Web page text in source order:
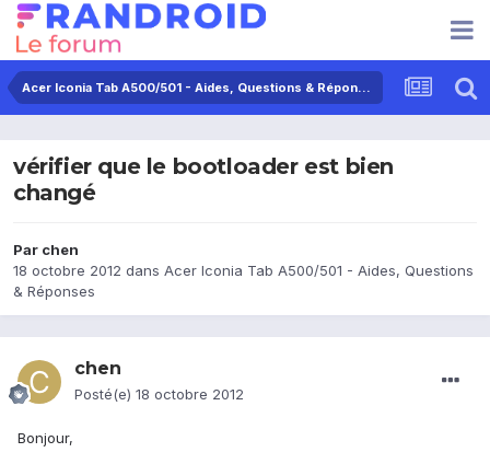
Acer Iconia Tab A500/501 - Aides, Questions & Réponses
vérifier que le bootloader est bien
changé
Par chen
18 octobre 2012 dans Acer Iconia Tab A500/501 - Aides, Questions
& Réponses
chen
Posté(e) 18 octobre 2012
Bonjour,